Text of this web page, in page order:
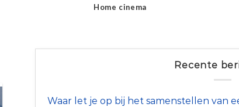
Home cinema
Recente
Waar let je op bij het samenstellen van